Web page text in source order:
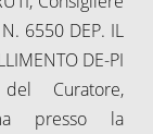
6550 DEP. IL
DE-PI
Curatore,
presso la